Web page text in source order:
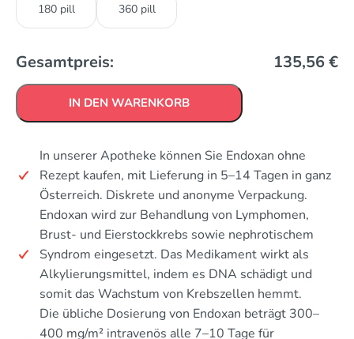
180 pill 360 pill
Gesamtpreis: 135,56€
IN DEN WARENKORB
In unserer Apotheke können Sie Endoxan ohne
Rezept kaufen, mit Lieferung in 5–14 Tagen in ganz
Österreich. Diskrete und anonyme Verpackung.
Endoxan wird zur Behandlung von Lymphomen,
Brust- und Eierstockkrebs sowie nephrotischem
Syndrom eingesetzt. Das Medikament wirkt als
Alkylierungsmittel, indem es DNA schädigt und
somit das Wachstum von Krebszellen hemmt.
Die übliche Dosierung von Endoxan beträgt 300–
400 mg/m² intravenös alle 7–10 Tage für